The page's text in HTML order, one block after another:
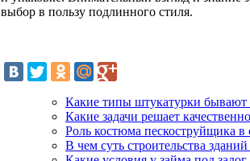
выбор в пользу подлинного стиля.
Какие типы штукатурки бывают
Какие задачи решает
Роль костюма пескоструйщика в
В чем суть строительства